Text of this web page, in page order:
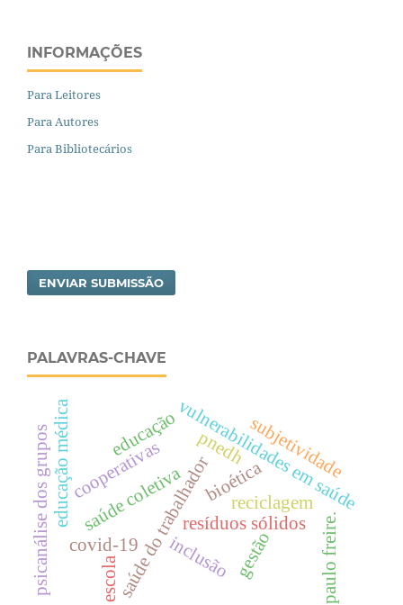
INFORMAÇÕES
Para Leitores
Para Autores
Para Bibliotecários
ENVIAR SUBMISSÃO
PALAVRAS-CHAVE
resíduos sólidos
reciclagem
cooperativasvulnerabilidades em saúde
saúde do trabalhador
saúde coletiva bioética
educação médica
psicanálise dos grupos subjetividade
gestão
educação
inclusão paulo freire.
covid-19
pnedh
escola